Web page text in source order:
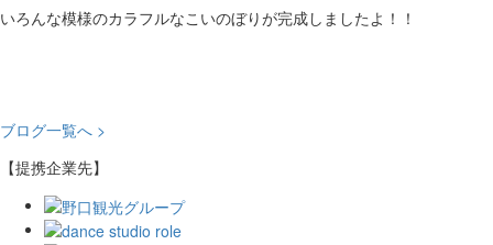
いろんな模様のカラフルなこいのぼりが完成しましたよ！！
ブログ一覧へ >
【提携企業先】